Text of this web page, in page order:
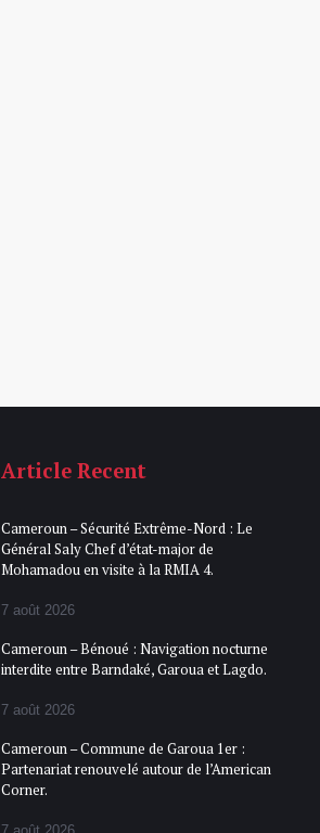
Article Recent
Cameroun – Sécurité Extrême-Nord : Le
Général Saly Chef d’état-major de
Mohamadou en visite à la RMIA 4.
7 août 2026
Cameroun – Bénoué : Navigation nocturne
interdite entre Barndaké, Garoua et Lagdo.
7 août 2026
Cameroun – Commune de Garoua 1er :
Partenariat renouvelé autour de l’American
Corner.